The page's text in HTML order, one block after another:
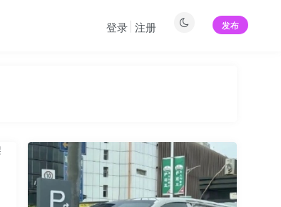
发布
登录 注册